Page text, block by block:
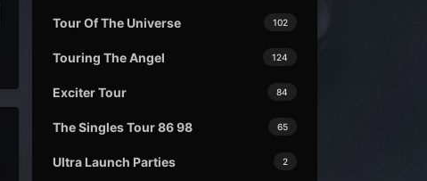
102
Tour Of The Universe
124
Touring The Angel
84
Exciter Tour
65
The Singles Tour 86 98
2
Ultra Launch Parties